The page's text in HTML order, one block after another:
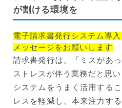
が割ける環境を
電子請求書発行システム導
メッセージをお願いします
請求書発行は、「ミスがあ
ストレスが伴う業務だと思い
システムをうまく活用する
レスを軽減し、本来注力す